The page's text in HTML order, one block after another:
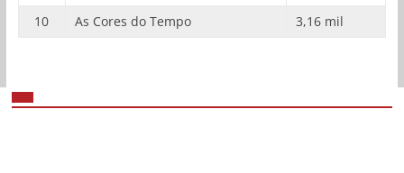
10
As Cores do Tempo 3,16 mil